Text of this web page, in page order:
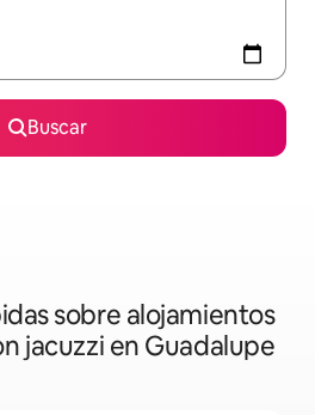
Buscar
sobre alojamientos
jacuzzi en Guadalupe